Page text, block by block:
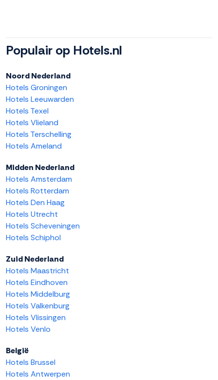
Populair op Hotels.nl
Noord Nederland
Hotels Groningen
Hotels Leeuwarden
Hotels Texel
Hotels Vlieland
Hotels Terschelling
Hotels Ameland
Midden Nederland
Hotels Amsterdam
Hotels Rotterdam
Hotels Den Haag
Hotels Utrecht
Hotels Scheveningen
Hotels Schiphol
Zuid Nederland
Hotels Maastricht
Hotels Eindhoven
Hotels Middelburg
Hotels Valkenburg
Hotels Vlissingen
Hotels Venlo
België
Hotels Brussel
Hotels Antwerpen